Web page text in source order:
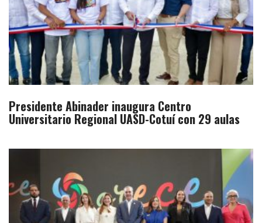
Presidente Abinader inaugura Centro
Universitario Regional UASD-Cotuí con 29 aulas